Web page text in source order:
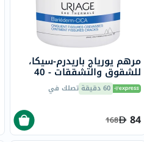
مرهم يورياج باريدرم-سيكا،
للشقوق والتشققات - 40
جرام 60 دقيقة تصلك في
84
168